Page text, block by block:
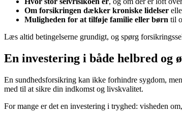
Om forsikringen dækker kroniske lidelser
Muligheden for at tilføje familie eller børn til
Læs altid betingelserne grundigt, og spørg
En investering i både helbred og
En sundhedsforsikring kan ikke forhindre sygdom,
med til at sikre din indkomst og livskvalitet.
For mange er det en investering i tryghed: visheden